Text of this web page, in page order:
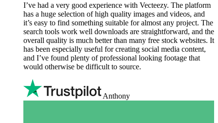
I’ve had a very good experience with Vecteezy. The platform
has a huge selection of high quality images and videos, and
it’s easy to find something suitable for almost any project. The
search tools work well downloads are straightforward, and the
overall quality is much better than many free stock websites. It
has been especially useful for creating social media content,
and I’ve found plenty of professional looking footage that
would otherwise be difficult to source.
Anthony